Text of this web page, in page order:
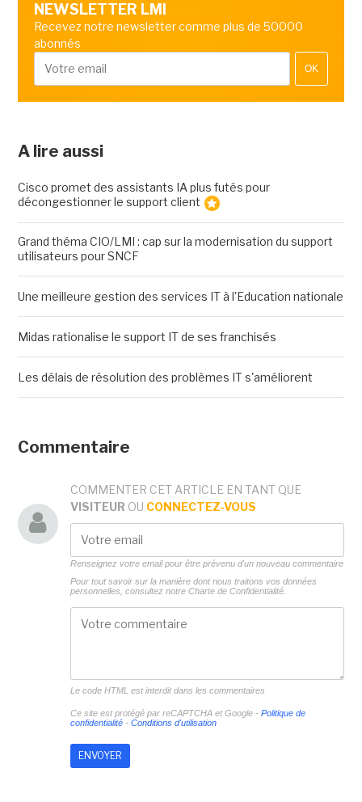
NEWSLETTER LMI
Recevez notre newsletter comme plus de 50000
abonnés
OK
A lire aussi
Cisco promet des assistants IA plus futés pour
décongestionner le support client
Grand théma CIO/LMI : cap sur la modernisation du support
utilisateurs pour SNCF
Une meilleure gestion des services IT à l'Education nationale
Midas rationalise le support IT de ses franchisés
Les délais de résolution des problèmes IT s'améliorent
Commentaire
COMMENTER CET ARTICLE EN TANT QUE
VISITEUR OU CONNECTEZ-VOUS
Renseignez votre email pour être prévenu d'un nouveau commentaire
Pour tout savoir sur la manière dont nous traitons vos données
personnelles, consultez notre Charte de Confidentialité.
Le code HTML est interdit dans les commentaires
Ce site est protégé par reCAPTCHA et Google - Politique de
confidentialité- Conditions d'utilisation